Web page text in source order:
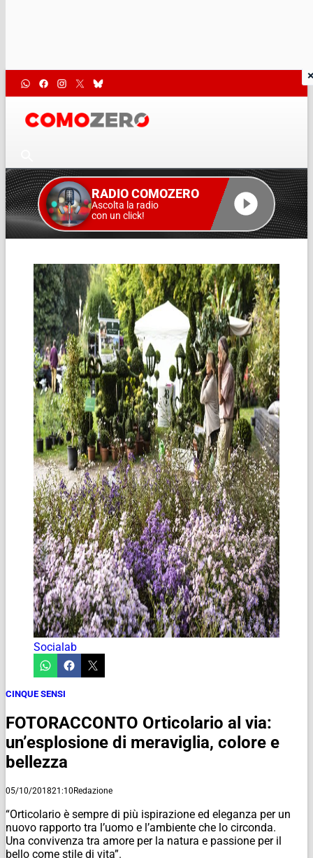
RADIO COMOZERO
Ascolta la radio
con un click!
Socialab
CINQUE SENSI
FOTORACCONTO Orticolario al via:
un’esplosione di meraviglia, colore e
bellezza
05/10/201821:10Redazione
“Orticolario è sempre di più ispirazione ed eleganza per un
nuovo rapporto tra l’uomo e l’ambiente che lo circonda.
Una convivenza tra amore per la natura e passione per il
bello come stile di vita”.